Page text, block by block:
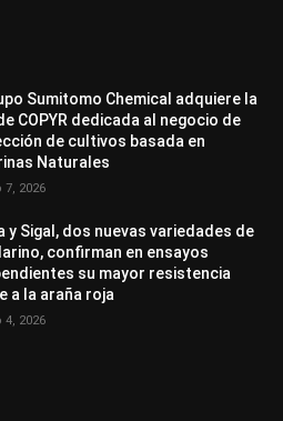
Sumitomo Chemical adquiere la
COPYR dedicada al negocio de
de cultivos basada en
Naturales
7, 2026
y Sigal, dos nuevas variedades de
confirman en ensayos
su mayor resistencia
a la araña roja
4, 2026